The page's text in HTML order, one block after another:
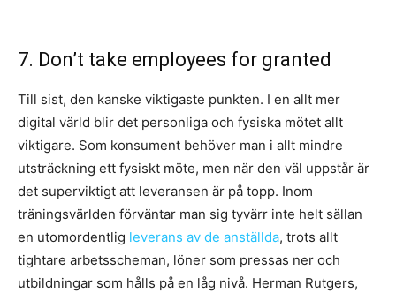
7. Don’t take employees for granted
Till sist, den kanske viktigaste punkten. I en allt mer
digital värld blir det personliga och fysiska mötet allt
viktigare. Som konsument behöver man i allt mindre
utsträckning ett fysiskt möte, men när den väl uppstår är
det superviktigt att leveransen är på topp. Inom
träningsvärlden förväntar man sig tyvärr inte helt sällan
en utomordentlig leverans av de anställda, trots allt
tightare arbetsscheman, löner som pressas ner och
utbildningar som hålls på en låg nivå. Herman Rutgers,